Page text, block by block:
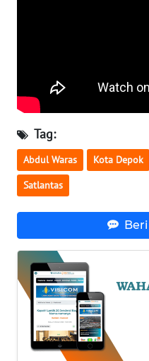
Tag:
Abdul Waras Kota Depok
Satlantas
WN
MALUT
WN
DAIRI
WN
DANAU
WN
NIAS
WN
LANGKAT